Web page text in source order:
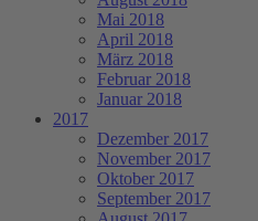
Mai 2018
April 2018
März 2018
Februar 2018
Januar 2018
2017
Dezember 2017
November 2017
Oktober 2017
September 2017